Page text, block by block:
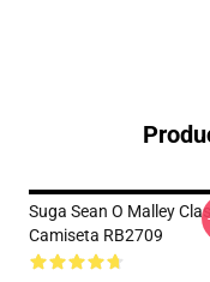
Suga Sean O Malley
Camiseta RB2709